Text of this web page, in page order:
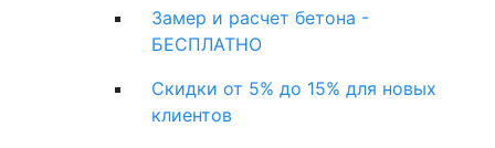
Замер и расчет бетона -
БЕСПЛАТНО
Скидки от 5% до 15% для новых
клиентов